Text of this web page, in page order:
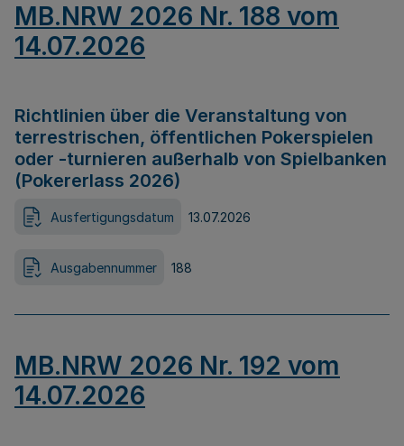
MB.NRW 2026 Nr. 188 vom
14.07.2026
Richtlinien über die Veranstaltung von
terrestrischen, öffentlichen Pokerspielen
oder -turnieren außerhalb von Spielbanken
(Pokererlass 2026)
Ausfertigungsdatum 13.07.2026
Ausgabennummer 188
MB.NRW 2026 Nr. 192 vom
14.07.2026